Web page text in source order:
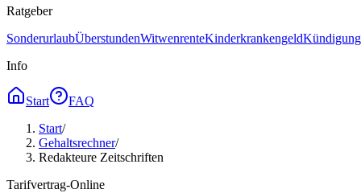
Ratgeber
SonderurlaubÜberstundenWitwenrenteKinderkrankengeld
Info
Start
FAQ
Start/
Gehaltsrechner/
Redakteure Zeitschriften
Tarifvertrag-Online